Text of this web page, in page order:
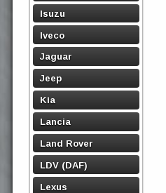
Isuzu
Iveco
Jaguar
Jeep
Kia
Lancia
Land Rover
LDV (DAF)
Lexus